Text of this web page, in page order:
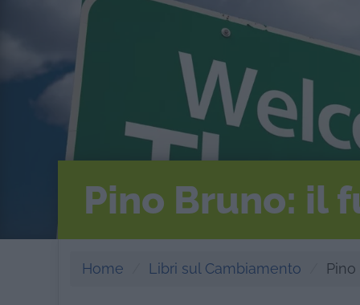
Pino Bruno: il
Home Libri sul Cambiamento